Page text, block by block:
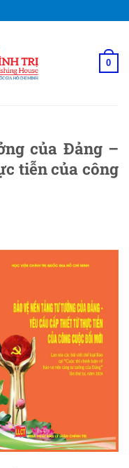
0
của Đảng –
tiễn của công